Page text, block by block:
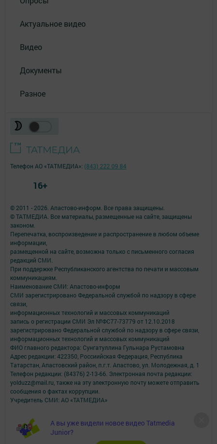
Актуальное видео
Видео
Документы
Разное
А вы уже видели новое видео Tatmedia
Junior?
© 2011 - 2026. Апастово-информ. Все права защищены.
© ТАТМЕДИА. Все материалы, размещенные на сайте, защищены
законом.
Перепечатка, воспроизведение и распространение в любом объеме
информации,
размещенной на сайте, возможна только с письменного согласия
редакций СМИ.
При поддержке Республиканского агентства по печати и массовым
коммуникациям.
Наименование СМИ: Апастово-информ
СМИ зарегистрировано Федеральной службой по надзору в сфере
связи,
информационных технологий и массовых коммуникаций
запись о регистрации СМИ Эл №ФС77-73779 от 12.10.2018
зарегистрировано Федеральной службой по надзору в сфере связи,
информационных технологий и массовых коммуникаций
ФИО главного редактора: Сунгатуллина Гульнара Рустамовна
Адрес редакции: 422350, Россиийская Федерация, Республика
Татарстан, Апастовский район, п.г.т. Апастово, ул. Молодежная, д. 1
Телефон редакции: (84376) 2-13-66. Электронная почта редакции:
yolduzz@mail.ru, также на эту электронную почту можете отправить
сообщения о фактах коррупции.
Учредитель СМИ: АО «ТАТМЕДИА»
Антикоррупционная политика
АО «ТАТМЕДИА» использует «cookie»для персонализации сервисов и
удобства пользователей сайтом.
Телефон АО «ТАТМЕДИА»: (843) 222 09 84
16+